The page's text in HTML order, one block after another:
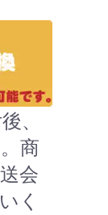
、
商
会
く